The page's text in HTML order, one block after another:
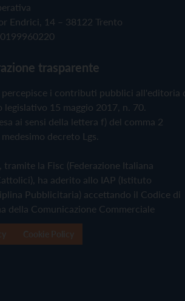
Endrici, 14 – 38122 Trento
trasparente
percepisce i contributi pubblici all'editoria
legislativo 15 maggio 2017, n. 70.
ai sensi della lettera f) del comma 2
decreto Lgs.
tramite la Fisc (Federazione Italiana
ha aderito allo IAP (Istituto
Pubblicitaria) accettando il Codice di
della Comunicazione Commerciale